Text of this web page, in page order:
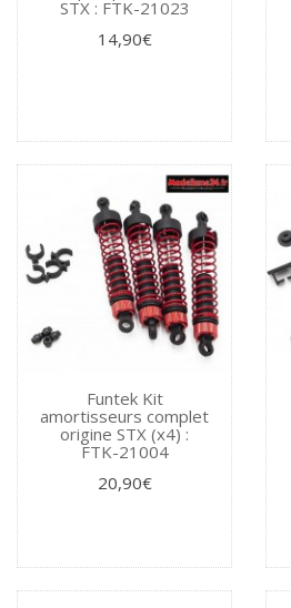
STX : FTK-21023
14,90€
Funtek Kit
amortisseurs complet
origine STX (x4) :
FTK-21004
20,90€